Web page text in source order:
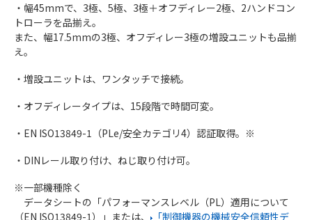
・幅45mmで、3極、5極、3極＋オフディレー2極、2ハンドコン
トローラを品揃え。
また、幅17.5mmの3極、オフディレー3極の増設ユニットも品揃
え。
・増設ユニットは、ワンタッチで接続。
・オフディレータイプは、15段階で時間可変。
・EN ISO13849-1（PLe/安全カテゴリ4）認証取得。※
・DINレール取り付け、ねじ取り付け可。
※一部機種除く
データシートの「パフォーマンスレベル（PL）適用について
（EN ISO13849-1）」または、
「制御機器の機械安全信頼性デ